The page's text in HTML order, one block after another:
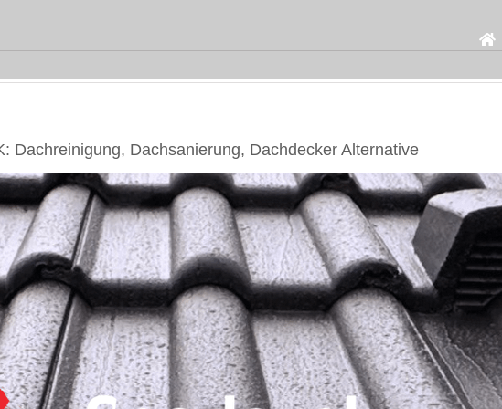
Dachreinigung, Dachsanierung, Dachdecker Alternative